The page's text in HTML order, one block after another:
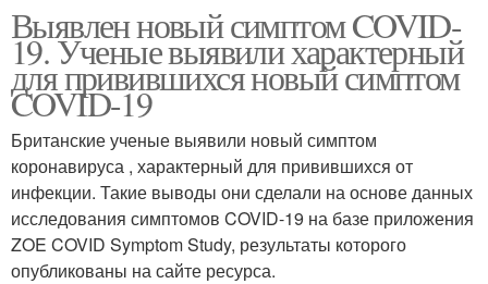
Выявлен новый симптом COVID-
19. Ученые выявили характерный
для привившихся новый симптом
COVID-19
Британские ученые выявили новый симптом
коронавируса , характерный для привившихся от
инфекции. Такие выводы они сделали на основе данных
исследования симптомов COVID-19 на базе приложения
ZOE COVID Symptom Study, результаты которого
опубликованы на сайте ресурса.